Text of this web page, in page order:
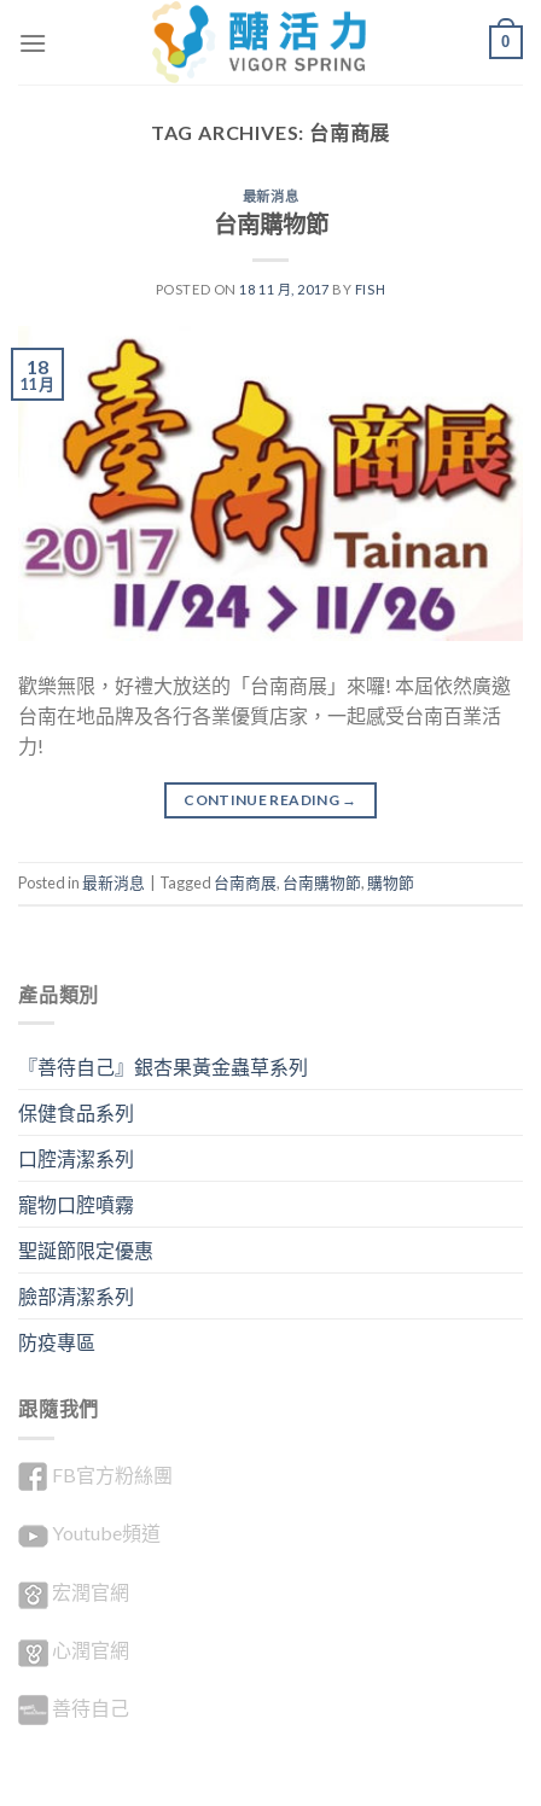
0
TAG ARCHIVES: 台南商展
最新消息
台南購物節
POSTED ON 18 11 月, 2017 BY FISH
18
11 月
歡樂無限，好禮大放送的「台南商展」來囉! 本屆依然廣邀
台南在地品牌及各行各業優質店家，一起感受台南百業活
力!
CONTINUE READING →
Posted in最新消息 Tagged 台南商展, 台南購物節, 購物節
產品類別
『善待自己』銀杏果黃金蟲草系列
保健食品系列
口腔清潔系列
寵物口腔噴霧
聖誕節限定優惠
臉部清潔系列
防疫專區
跟隨我們
FB官方粉絲團
Youtube頻道
宏潤官網
心潤官網
善待自己